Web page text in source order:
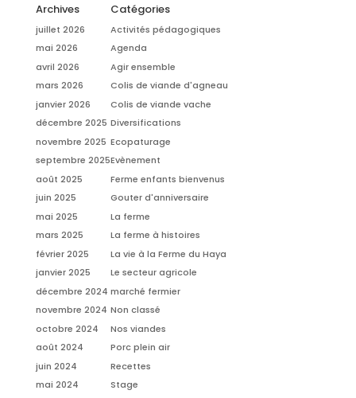
Archives
juillet 2026
mai 2026
avril 2026
mars 2026
janvier 2026
décembre 2025
novembre 2025
septembre 2025
août 2025
juin 2025
mai 2025
mars 2025
février 2025
janvier 2025
décembre 2024
novembre 2024
octobre 2024
août 2024
juin 2024
mai 2024
Catégories
Activités pédagogiques
Agenda
Agir ensemble
Colis de viande d'agneau
Colis de viande vache
Diversifications
Ecopaturage
Evènement
Ferme enfants bienvenus
Gouter d'anniversaire
La ferme
La ferme à histoires
La vie à la Ferme du Haya
Le secteur agricole
marché fermier
Non classé
Nos viandes
Porc plein air
Recettes
Stage